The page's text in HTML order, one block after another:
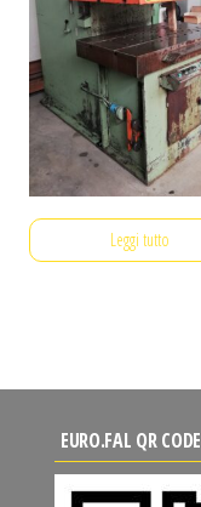
Leggi tutto
EURO.FAL QR CODE